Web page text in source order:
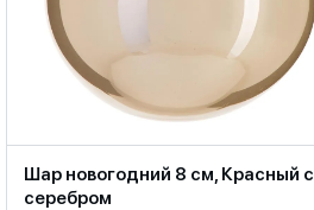
Шар новогодний 8 см, Красный с
серебром